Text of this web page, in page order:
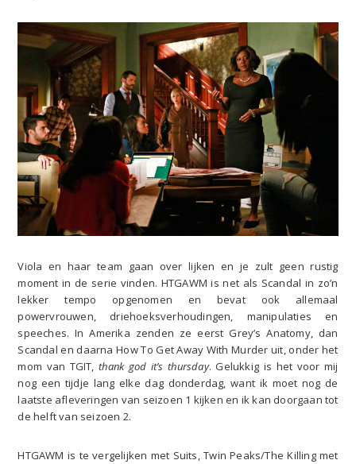
Viola en haar team gaan over lijken en je zult geen rustig
moment in de serie vinden. HTGAWM is net als Scandal in zo’n
lekker tempo opgenomen en bevat ook allemaal
powervrouwen, driehoeksverhoudingen, manipulaties en
speeches. In Amerika zenden ze eerst Grey’s Anatomy, dan
Scandal en daarna How To Get Away With Murder uit, onder het
mom van TGIT,thank god it’s thursday. Gelukkig is het voor mij
nog een tijdje lang elke dag donderdag, want ik moet nog de
laatste afleveringen van seizoen 1 kijken en ik kan doorgaan tot
de helft van seizoen 2.
HTGAWM is te vergelijken met Suits, Twin Peaks/The Killing met